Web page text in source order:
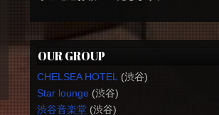
OUR GROUP
CHELSEA HOTEL
(渋谷)
Star lounge(渋谷)
渋谷音楽堂(渋谷)